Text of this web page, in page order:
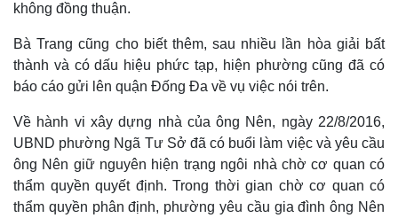
không đồng thuận.
Bà Trang cũng cho biết thêm, sau nhiều lần hòa giải bất
thành và có dấu hiệu phức tạp, hiện phường cũng đã có
báo cáo gửi lên quận Đống Đa về vụ việc nói trên.
Về hành vi xây dựng nhà của ông Nên, ngày 22/8/2016,
UBND phường Ngã Tư Sở đã có buổi làm việc và yêu cầu
ông Nên giữ nguyên hiện trạng ngôi nhà chờ cơ quan có
thẩm quyền quyết định. Trong thời gian chờ cơ quan có
thẩm quyền phân định, phường yêu cầu gia đình ông Nên